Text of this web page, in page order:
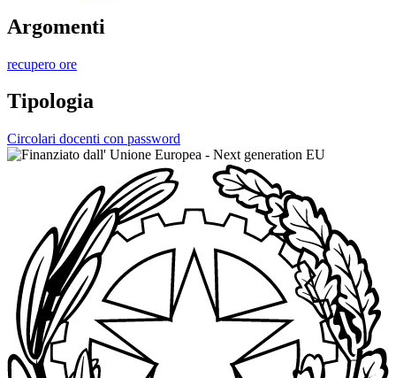
Argomenti
recupero ore
Tipologia
Circolari docenti con password